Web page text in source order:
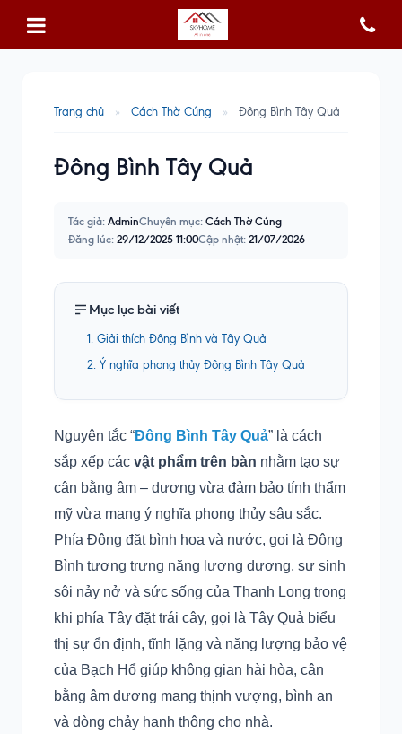
Trang chủ » Cách Thờ Cúng » Đông Bình Tây Quả
Đông Bình Tây Quả
Tác giả: AdminChuyên mục: Cách Thờ Cúng
Đăng lúc: 29/12/2025 11:00Cập nhật: 21/07/2026
Mục lục bài viết
1. Giải thích Đông Bình và Tây Quả
2. Ý nghĩa phong thủy Đông Bình Tây Quả
Nguyên tắc “Đông Bình Tây Quả” là cách
sắp xếp các vật phẩm trên bàn nhằm tạo sự
cân bằng âm – dương vừa đảm bảo tính thẩm
mỹ vừa mang ý nghĩa phong thủy sâu sắc.
Phía Đông đặt bình hoa và nước, gọi là Đông
Bình tượng trưng năng lượng dương, sự sinh
sôi nảy nở và sức sống của Thanh Long trong
khi phía Tây đặt trái cây, gọi là Tây Quả biểu
thị sự ổn định, tĩnh lặng và năng lượng bảo vệ
của Bạch Hổ giúp không gian hài hòa, cân
bằng âm dương mang thịnh vượng, bình an
và dòng chảy hanh thông cho nhà.